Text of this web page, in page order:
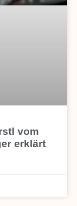
vom
erklärt